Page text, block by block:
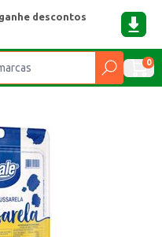
descontos
0